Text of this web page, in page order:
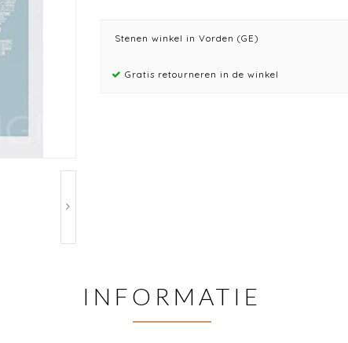
Stenen winkel in Vorden (GE)
Gratis retourneren in de winkel
INFORMATIE